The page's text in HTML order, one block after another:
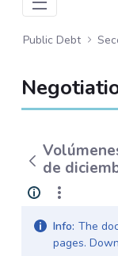
Public Debt
de
Info: The
pages.